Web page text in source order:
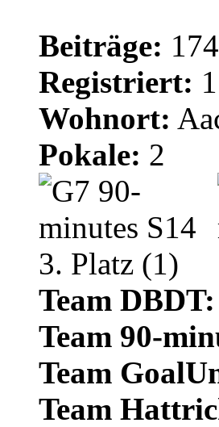
Beiträge:
Registriert:
Wohnort:
Pokale: 2
Team DBDT:
Team 90-
Team
Team